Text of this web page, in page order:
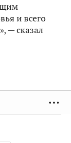
и всего
— сказал